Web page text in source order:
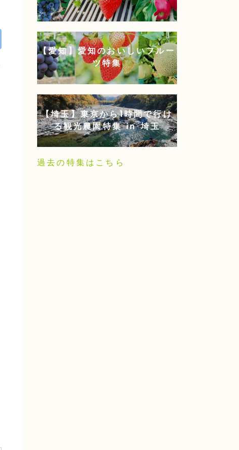
【愛知】愛知のおいしいフルー
ツ特集
【埼玉】東京から1時間で行け
る観光農園特集 in 埼玉
過去の特集はこちら